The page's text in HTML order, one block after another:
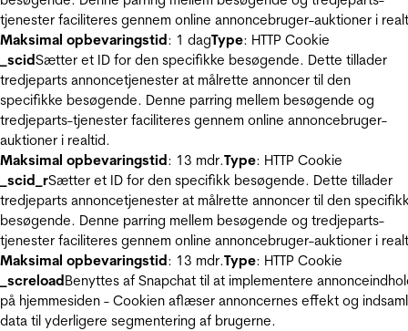
tjenester faciliteres gennem online annoncebruger-auktioner i
Maksimal opbevaringstid: 1 dagType: HTTP Cookie
_scidSætter et ID for den specifikke besøgende. Dette tillader
tredjeparts annoncetjenester at målrette annoncer til den
specifikke besøgende. Denne parring mellem besøgende og
tredjeparts-tjenester faciliteres gennem online annoncebruger-
auktioner i realtid.
Maksimal opbevaringstid: 13 mdr.Type: HTTP Cookie
_scid_rSætter et ID for den specifikk besøgende. Dette tillader
tredjeparts annoncetjenester at målrette annoncer til den
besøgende. Denne parring mellem besøgende og tredjeparts-
tjenester faciliteres gennem online annoncebruger-auktioner i
Maksimal opbevaringstid: 13 mdr.Type: HTTP Cookie
_screloadBenyttes af Snapchat til at implementere
på hjemmesiden - Cookien aflæser annoncernes effekt og
data til yderligere segmentering af brugerne.